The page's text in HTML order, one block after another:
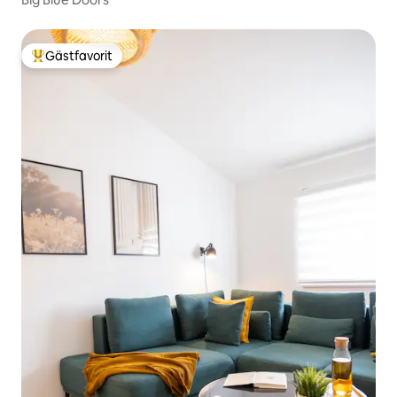
Populär gästfavorit
Gästfavorit